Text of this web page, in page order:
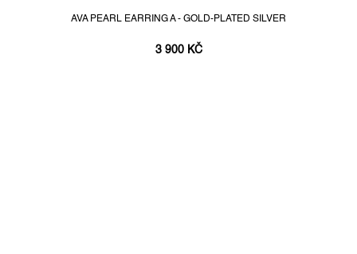
AVA PEARL EARRING A - GOLD-PLATED SILVER
3 900 KČ